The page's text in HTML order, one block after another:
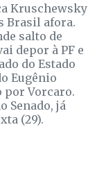
Kruschewsky
Brasil afora.
salto de
depor à PF e
do Estado
Eugênio
por Vorcaro.
Senado, já
(29).